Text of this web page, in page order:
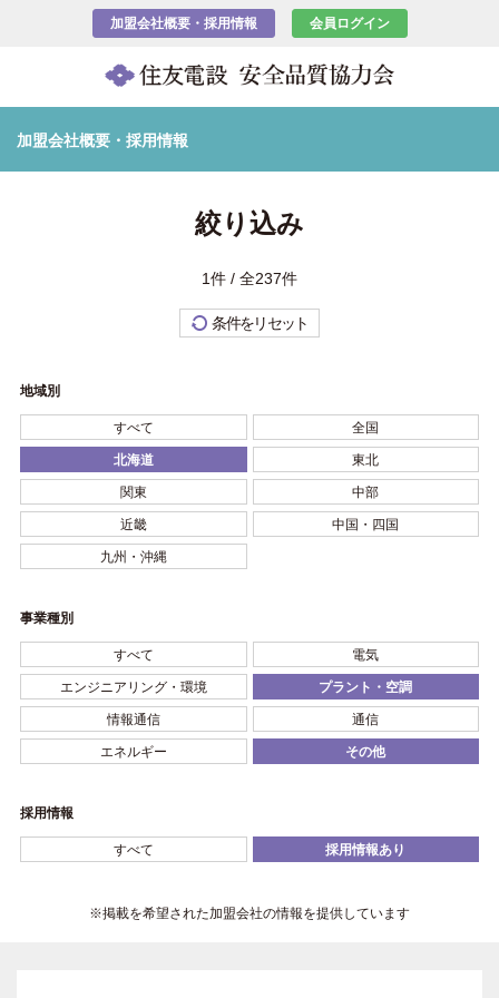
加盟会社概要・採用情報 会員ログイン
加盟会社概要・採用情報
絞り込み
1件 / 全237件
条件をリセット
地域別
すべて 全国
北海道 東北
関東 中部
近畿 中国・四国
九州・沖縄
事業種別
すべて 電気
エンジニアリング・環境 プラント・空調
情報通信 通信
エネルギー その他
採用情報
すべて 採用情報あり
※掲載を希望された加盟会社の情報を提供しています